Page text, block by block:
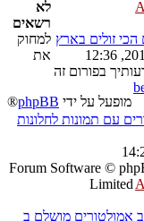
הכי זולים בארץ
עם תמונות לחלונות
מחשב אמולטורים מושלם ב
לא
רשאים
למחוק
את
בפורום זה
מופעל על ידי phpBB
®
Forum Software ©
Limited